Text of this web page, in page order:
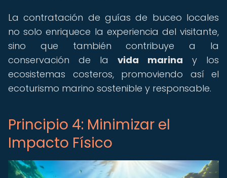
La contratación de guías de buceo locales
no solo enriquece la experiencia del visitante,
sino que también contribuye a la
conservación de la vida marina y los
ecosistemas costeros, promoviendo así el
ecoturismo marino sostenible y responsable.
Principio 4: Minimizar el
Impacto Físico